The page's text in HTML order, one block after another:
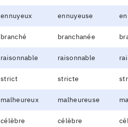
ennuyeux ennuyeuse
branché branchanée
raisonnable raisonnable
strict stricte
malheureux malheureuse
célèbre célèbre